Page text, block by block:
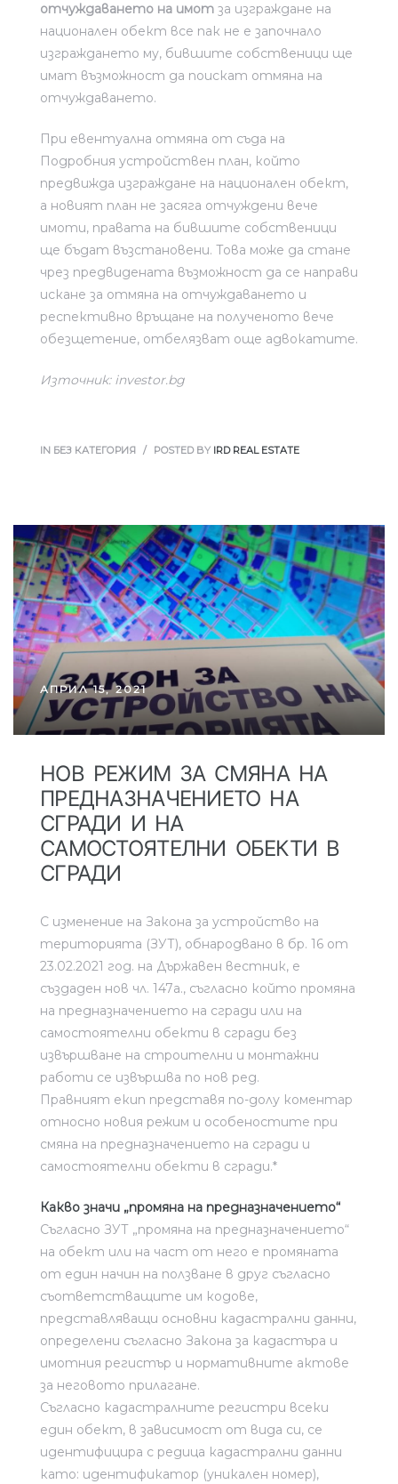
отчуждаването на имот за изграждане на
национален обект все пак не е започнало
изграждането му, бившите собственици ще
имат възможност да поискат отмяна на
отчуждаването.
При евентуална отмяна от съда на
Подробния устройствен план, който
предвижда изграждане на национален обект,
а новият план не засяга отчуждени вече
имоти, правата на бившите собственици
ще бъдат възстановени. Това може да стане
чрез предвидената възможност да се направи
искане за отмяна на отчуждаването и
респективно връщане на полученото вече
обезщетение, отбелязват още адвокатите.
Източник: investor.bg
IN БЕЗ КАТЕГОРИЯ POSTED BY IRD REAL ESTATE
АПРИЛ 15, 2021
НОВ РЕЖИМ ЗА СМЯНА НА
ПРЕДНАЗНАЧЕНИЕТО НА
СГРАДИ И НА
САМОСТОЯТЕЛНИ ОБЕКТИ В
СГРАДИ
С изменение на Закона за устройство на
територията (ЗУТ), обнародвано в бр. 16 от
23.02.2021 год. на Държавен вестник, е
създаден нов чл. 147а., съгласно който промяна
на предназначението на сгради или на
самостоятелни обекти в сгради без
извършване на строителни и монтажни
работи се извършва по нов ред.
Правният екип представя по-долу коментар
относно новия режим и особеностите при
смяна на предназначението на сгради и
самостоятелни обекти в сгради.*
Какво значи „промяна на предназначението“
Съгласно ЗУТ „промяна на предназначението“
на обект или на част от него е промяната
от един начин на ползване в друг съгласно
съответстващите им кодове,
представляващи основни кадастрални данни,
определени съгласно Закона за кадастъра и
имотния регистър и нормативните актове
за неговото прилагане.
Съгласно кадастралните регистри всеки
един обект, в зависимост от вида си, се
идентифицира с редица кадастрални данни
като: идентификатор (уникален номер),